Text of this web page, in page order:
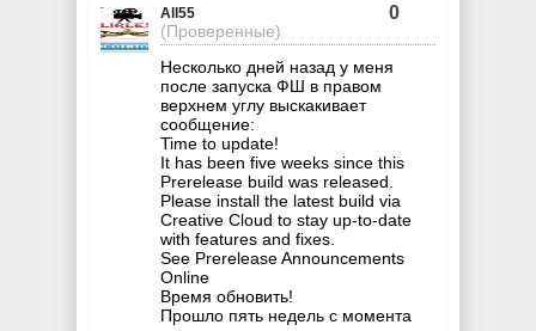
All55
(Проверенные)
0
Несколько дней назад у меня
после запуска ФШ в правом
верхнем углу выскакивает
сообщение:
Time to update!
It has been five weeks since this
Prerelease build was released.
Please install the latest build via
Creative Cloud to stay up-to-date
with features and fixes.
See Prerelease Announcements
Online
Время обновить!
Прошло пять недель с момента